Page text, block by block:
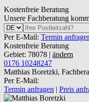
Kostenfreie Beratung
Unsere Fachberatung
Per E-Mail: Termin
Kostenfreie Beratung
Gebiet: 78078 | ändern
0176 10248247
Matthias Boretzki,
Per E-Mail:
Termin anfragen | Preis